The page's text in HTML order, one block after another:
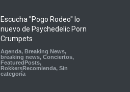
Escucha "Pogo Rodeo" lo
nuevo de Psychedelic Porn
Crumpets
Agenda, Breaking News,
breaking news, Conciertos,
FeaturedPosts,
RokkersRecomienda, Sin
categoría